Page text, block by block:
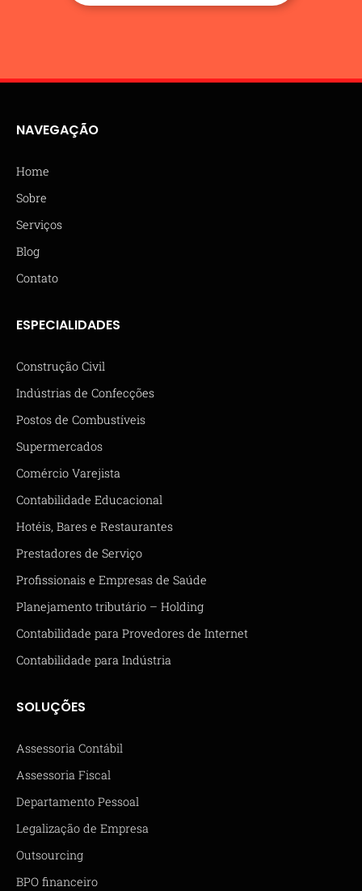
NAVEGAÇÃO
Home
Sobre
Serviços
Blog
Contato
ESPECIALIDADES
Construção Civil
Indústrias de Confecções
Postos de Combustíveis
Supermercados
Comércio Varejista
Contabilidade Educacional
Hotéis, Bares e Restaurantes
Prestadores de Serviço
Profissionais e Empresas de Saúde
Planejamento tributário – Holding
Contabilidade para Provedores de Internet
Contabilidade para Indústria
SOLUÇÕES
Assessoria Contábil
Assessoria Fiscal
Departamento Pessoal
Legalização de Empresa
Outsourcing
BPO financeiro